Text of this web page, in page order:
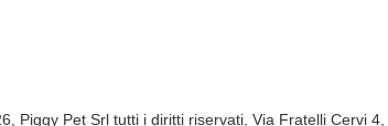
Piggy Pet Srl tutti i diritti riservati, Via Fratelli Cervi